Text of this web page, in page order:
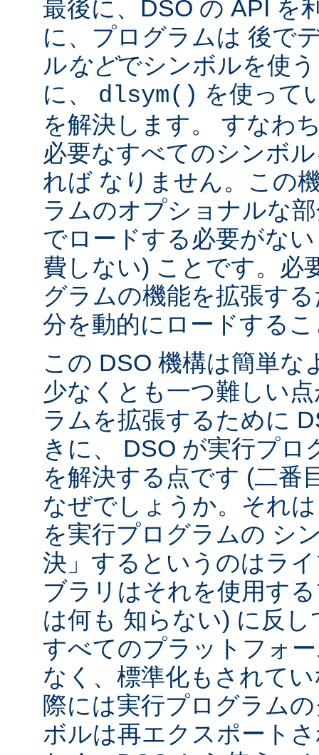
最後に、DSO の API を
に、プログラムは 後で
ルなどでシンボルを使
に、 dlsym() を使って
を解決します。 すなわ
必要なすべてのシンボ
れば なりません。この
ラムのオプショナルな
でロードする必要がな
費しない) ことです。必
グラムの機能を拡張す
分を動的にロードする
この DSO 機構は簡単な
少なくとも一つ難しい
ラムを拡張するために
きに、 DSO が実行プ
を解決する点です (二番
なぜでしょうか。それ
を実行プログラムの シ
決」するというのはラ
ブラリはそれを使用す
は何も 知らない) に反
すべてのプラットフォ
なく、標準化もされて
際には実行プログラム
ボルは再エクスポート